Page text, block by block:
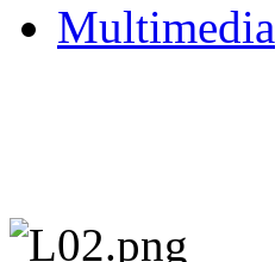
Multimedia